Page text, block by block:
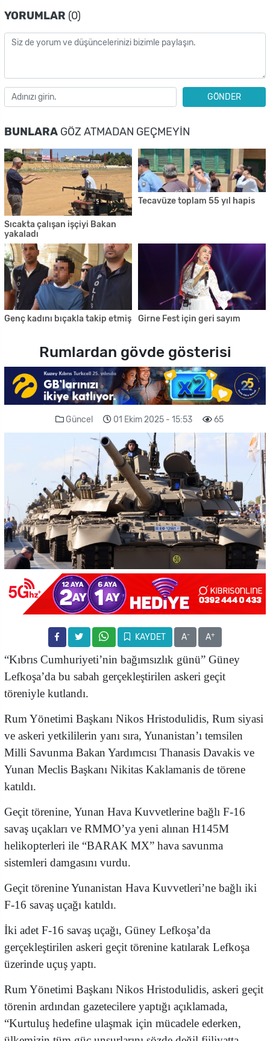
YORUMLAR (0)
GÖNDER
BUNLARA GÖZ ATMADAN GEÇMEYIN
Sıcakta çalışan işçiyi Bakan
yakaladı
Tecavüze toplam 55 yıl hapis
Genç kadını bıçakla takip etmiş Girne Fest için geri sayım
Rumlardan gövde gösterisi
Güncel 01 Ekim 2025 - 15:53 65
KAYDET A- A+
“Kıbrıs Cumhuriyeti’nin bağımsızlık günü” Güney
Lefkoşa’da bu sabah gerçekleştirilen askeri geçit
töreniyle kutlandı.
Rum Yönetimi Başkanı Nikos Hristodulidis, Rum siyasi
ve askeri yetkililerin yanı sıra, Yunanistan’ı temsilen
Milli Savunma Bakan Yardımcısı Thanasis Davakis ve
Yunan Meclis Başkanı Nikitas Kaklamanis de törene
katıldı.
Geçit törenine, Yunan Hava Kuvvetlerine bağlı F-16
savaş uçakları ve RMMO’ya yeni alınan H145M
helikopterleri ile “BARAK MX” hava savunma
sistemleri damgasını vurdu.
Geçit törenine Yunanistan Hava Kuvvetleri’ne bağlı iki
F-16 savaş uçağı katıldı.
İki adet F-16 savaş uçağı, Güney Lefkoşa’da
gerçekleştirilen askeri geçit törenine katılarak Lefkoşa
üzerinde uçuş yaptı.
Rum Yönetimi Başkanı Nikos Hristodulidis, askeri geçit
törenin ardından gazetecilere yaptığı açıklamada,
“Kurtuluş hedefine ulaşmak için mücadele ederken,